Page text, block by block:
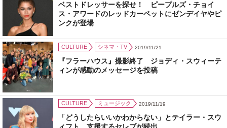
ベストドレッサーを探せ！ ピープルズ・チョイ
ス・アワードのレッドカーペットにゼンデイヤやピ
ンクが登場
CULTURE シネマ・TV 2019/11/21
『フラーハウス』撮影終了 ジョディ・スウィーテ
ィンが感動のメッセージを投稿
CULTURE ミュージック 2019/11/19
「どうしたらいいかわからない」とテイラー・スウ